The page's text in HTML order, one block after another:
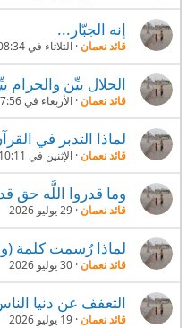
إنه الجبّار...
قائد نعمان الثلاثاء في 08:34
الحلال بيِّن والحرام
قائد نعمان الأربعاء في 07:56
لماذا التدبر في
قائد نعمان الإثنين في 10:11
وما قدروا اللَّه حق
قائد نعمان 29 يوليو 2026
لماذا رُسمت كلمة
قائد نعمان 30 يوليو 2026
التعفف عن دنيا
قائد نعمان 19 يوليو 2026